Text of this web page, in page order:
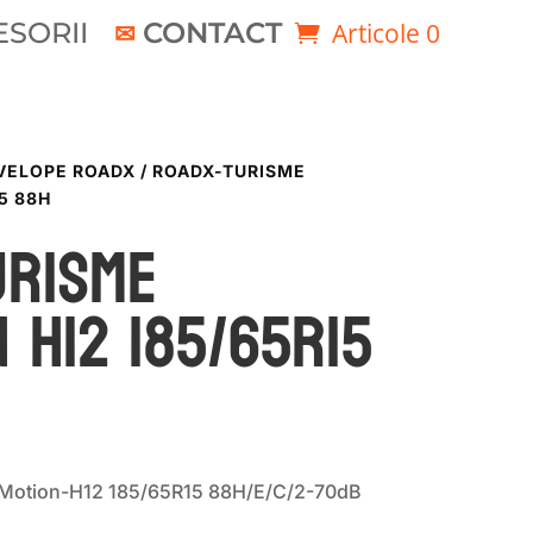
CONTACT Articole 0
ROADX / ROADX-TURISME
88H
H12 185/65R15
H12 185/65R15 88H/E/C/2-70dB